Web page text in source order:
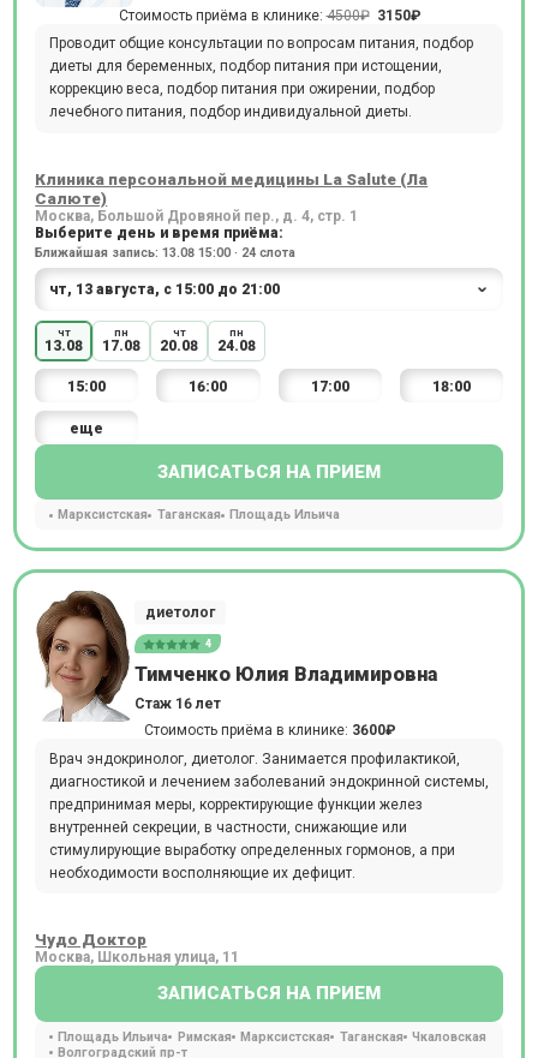
Стоимость приёма в клинике:4500₽ 3150₽
Проводит общие консультации по вопросам питания, подбор
диеты для беременных, подбор питания при истощении,
коррекцию веса, подбор питания при ожирении, подбор
лечебного питания, подбор индивидуальной диеты.
Клиника персональной медицины La Salute (Ла
Салюте)
Москва, Большой Дровяной пер., д. 4, стр. 1
Выберите день и время приёма:
Ближайшая запись: 13.08 15:00 · 24 слота
чт
13.08
пн
17.08
чт
20.08
пн
24.08
15:00 16:00 17:00 18:00
еще
ЗАПИСАТЬСЯ НА ПРИЕМ
Марксистская Таганская Площадь Ильича
диетолог
4
Тимченко Юлия Владимировна
Стаж 16 лет
Стоимость приёма в клинике: 3600₽
Врач эндокринолог, диетолог. Занимается профилактикой,
диагностикой и лечением заболеваний эндокринной системы,
предпринимая меры, корректирующие функции желез
внутренней секреции, в частности, снижающие или
стимулирующие выработку определенных гормонов, а при
необходимости восполняющие их дефицит.
Чудо Доктор
Москва, Школьная улица, 11
ЗАПИСАТЬСЯ НА ПРИЕМ
Площадь Ильича Римская Марксистская Таганская
Чкаловская
Волгоградский пр-т